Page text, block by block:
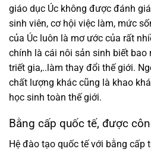
giáo dục Úc không được đánh
sinh viên, cơ hội việc làm, mức
của Úc luôn là mơ ước của rất
chính là cái nôi sản sinh biết bao
triết gia,..làm thay đổi thế giới.
chất lượng khác cũng là khao
học sinh toàn thế giới.
Bằng cấp quốc tế, được
Hệ đào tạo quốc tế với bằng cấp